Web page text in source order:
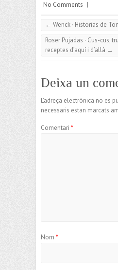
No Comments |
← Wenck · Historias de
Roser Pujadas · Cus-cus,
receptes d’aquí i d’allà →
Deixa un
L'adreça electrònica no es
necessaris estan marcats
Comentari *
Nom *